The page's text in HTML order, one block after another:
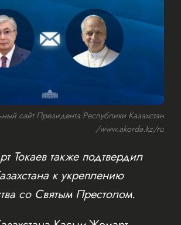
сайт Президента Республики Казахстан
/www.akorda.kz/ru
Токаев также подтвердил
к укреплению
со Святым Престолом.